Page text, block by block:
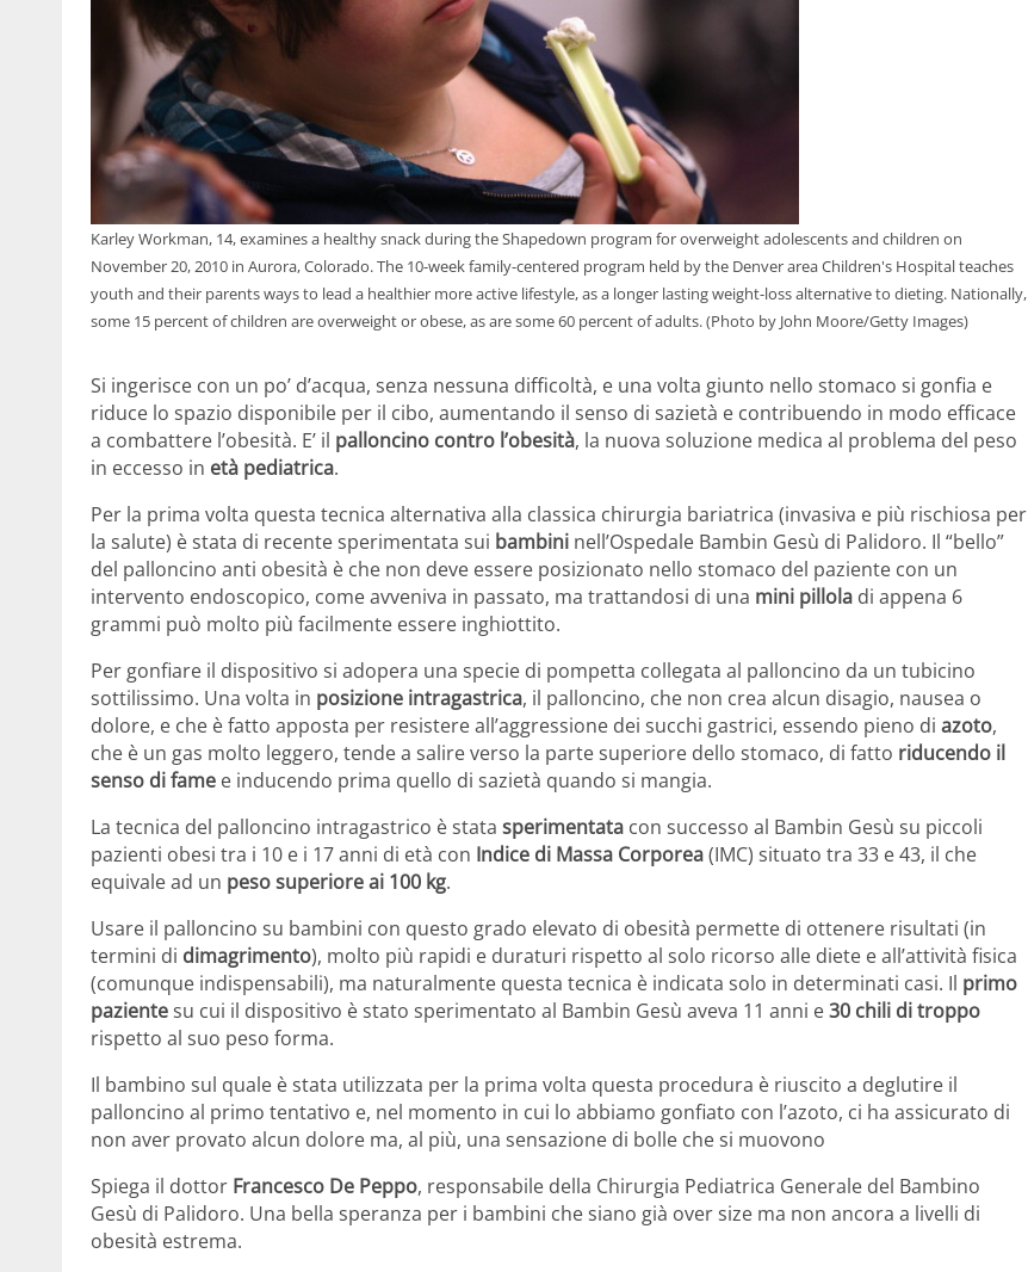
Karley Workman, 14, examines a healthy snack during the Shapedown program for overweight adolescents and children on
November 20, 2010 in Aurora, Colorado. The 10-week family-centered program held by the Denver area Children's Hospital teaches
youth and their parents ways to lead a healthier more active lifestyle, as a longer lasting weight-loss alternative to dieting. Nationally,
some 15 percent of children are overweight or obese, as are some 60 percent of adults. (Photo by John Moore/Getty Images)
Si ingerisce con un po’ d’acqua, senza nessuna difficoltà, e una volta giunto nello stomaco si gonfia e
riduce lo spazio disponibile per il cibo, aumentando il senso di sazietà e contribuendo in modo efficace
a combattere l’obesità. E’ il palloncino contro l’obesità, la nuova soluzione medica al problema del peso
in eccesso in età pediatrica.
Per la prima volta questa tecnica alternativa alla classica chirurgia bariatrica (invasiva e più rischiosa per
la salute) è stata di recente sperimentata sui bambini nell’Ospedale Bambin Gesù di Palidoro. Il “bello”
del palloncino anti obesità è che non deve essere posizionato nello stomaco del paziente con un
intervento endoscopico, come avveniva in passato, ma trattandosi di una mini pillola di appena 6
grammi può molto più facilmente essere inghiottito.
Per gonfiare il dispositivo si adopera una specie di pompetta collegata al palloncino da un tubicino
sottilissimo. Una volta in posizione intragastrica, il palloncino, che non crea alcun disagio, nausea o
dolore, e che è fatto apposta per resistere all’aggressione dei succhi gastrici, essendo pieno di azoto,
che è un gas molto leggero, tende a salire verso la parte superiore dello stomaco, di fatto riducendo il
senso di fame e inducendo prima quello di sazietà quando si mangia.
La tecnica del palloncino intragastrico è stata sperimentata con successo al Bambin Gesù su piccoli
pazienti obesi tra i 10 e i 17 anni di età con Indice di Massa Corporea(IMC) situato tra 33 e 43, il che
equivale ad un peso superiore ai 100 kg.
Usare il palloncino su bambini con questo grado elevato di obesità permette di ottenere risultati (in
termini di dimagrimento), molto più rapidi e duraturi rispetto al solo ricorso alle diete e all’attività fisica
(comunque indispensabili), ma naturalmente questa tecnica è indicata solo in determinati casi. Il primo
pazientesu cui il dispositivo è stato sperimentato al Bambin Gesù aveva 11 anni e30 chili di troppo
rispetto al suo peso forma.
Il bambino sul quale è stata utilizzata per la prima volta questa procedura è riuscito a deglutire il
palloncino al primo tentativo e, nel momento in cui lo abbiamo gonfiato con l’azoto, ci ha assicurato di
non aver provato alcun dolore ma, al più, una sensazione di bolle che si muovono
Spiega il dottor Francesco De Peppo, responsabile della Chirurgia Pediatrica Generale del Bambino
Gesù di Palidoro. Una bella speranza per i bambini che siano già over size ma non ancora a livelli di
obesità estrema.